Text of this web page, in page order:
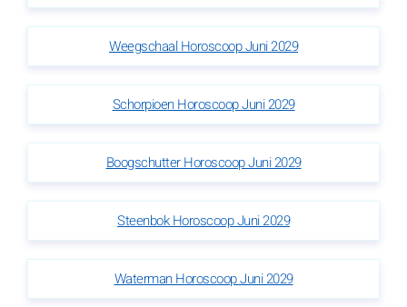
Weegschaal Horoscoop Juni 2029
Schorpioen Horoscoop Juni 2029
Boogschutter Horoscoop Juni 2029
Steenbok Horoscoop Juni 2029
Waterman Horoscoop Juni 2029